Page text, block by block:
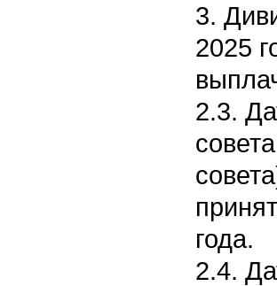
3.
2025
2.3.
года.
2.4.